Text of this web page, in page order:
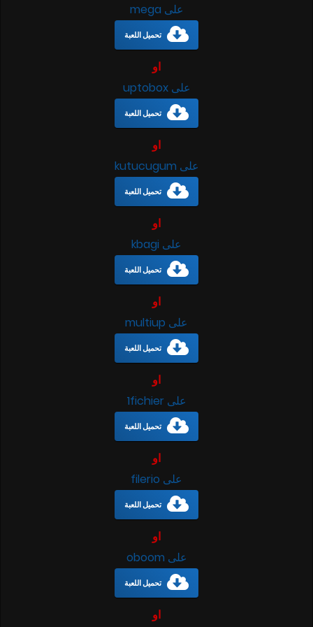
على mega
تحميل اللعبة
او
على uptobox
تحميل اللعبة
او
على kutucugum
تحميل اللعبة
او
على kbagi
تحميل اللعبة
او
على multiup
تحميل اللعبة
او
على 1fichier
تحميل اللعبة
او
على filerio
تحميل اللعبة
او
على oboom
تحميل اللعبة
او